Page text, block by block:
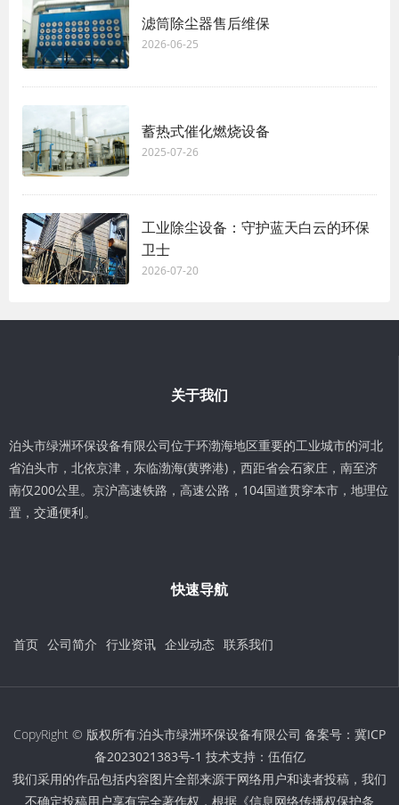
滤筒除尘器售后维保
2026-06-25
蓄热式催化燃烧设备
2025-07-26
工业除尘设备：守护蓝天白云的环保
卫士
2026-07-20
关于我们
泊头市绿洲环保设备有限公司位于环渤海地区重要的工业城市的河北
省泊头市，北依京津，东临渤海(黄骅港)，西距省会石家庄，南至济
南仅200公里。京沪高速铁路，高速公路，104国道贯穿本市，地理位
置，交通便利。
快速导航
首页 公司简介 行业资讯 企业动态 联系我们
CopyRight © 版权所有:泊头市绿洲环保设备有限公司 备案号： 冀ICP
备2023021383号-1 技术支持： 伍佰亿
我们采用的作品包括内容图片全部来源于网络用户和读者投稿，我们
不确定投稿用户享有完全著作权，根据《信息网络传播权保护条